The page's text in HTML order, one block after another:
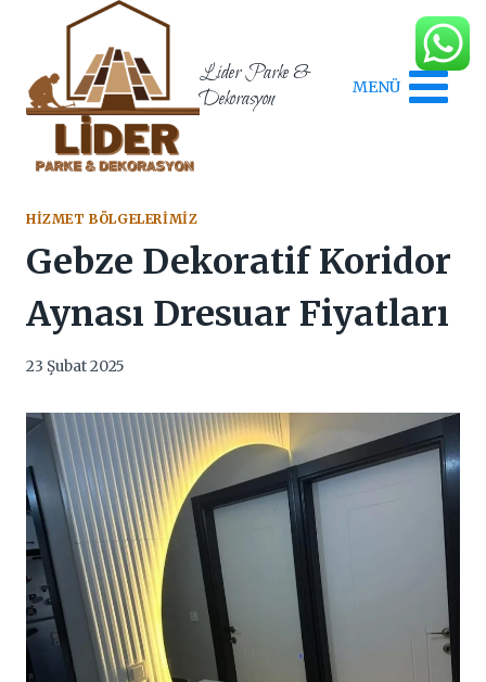
content
Lider Parke &
Dekorasyon
MENÜ
HIZMET BÖLGELERIMIZ
Gebze Dekoratif Koridor
Aynası Dresuar Fiyatları
23 Şubat 2025